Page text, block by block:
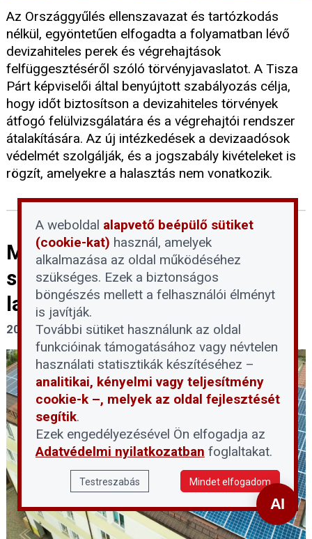
Az Országgyűlés ellenszavazat és tartózkodás
nélkül, egyöntetűen elfogadta a folyamatban lévő
devizahiteles perek és végrehajtások
felfüggesztéséről szóló törvényjavaslatot. A Tisza
Párt képviselői által benyújtott szabályozás célja,
hogy időt biztosítson a devizahiteles törvények
átfogó felülvizsgálatára és a végrehajtói rendszer
átalakítására. Az új intézkedések a devizaadósok
védelmét szolgálják, és a jogszabály kivételeket is
rögzít, amelyekre a halasztás nem vonatkozik.
Mentőövet kér a napelemes
szövetség a félbemaradt
lakossági projekteknek
2026. június 8.
A weboldal alapvető beépülő sütiket
(cookie-kat) használ, amelyek
alkalmazása az oldal működéséhez
szükséges. Ezek a biztonságos
böngészés mellett a felhasználói élményt
is javítják.
További sütiket használunk az oldal
funkcióinak támogatásához vagy névtelen
használati statisztikák készítéséhez –
analitikai, kényelmi vagy teljesítmény
cookie-k –, melyek az oldal fejlesztését
segítik.
Ezek engedélyezésével Ön elfogadja az
Adatvédelmi nyilatkozatban foglaltakat.
Testreszabás Mindet elfogadom